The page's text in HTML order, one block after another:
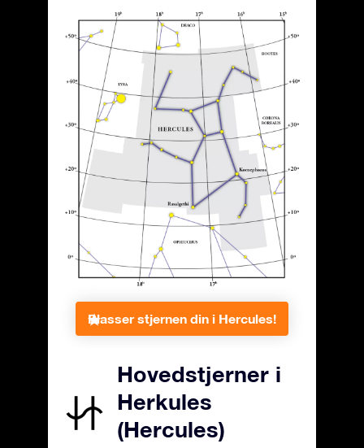
Plasser stjernen din i Hercules!
Hovedstjerner i
Herkules
(Hercules)